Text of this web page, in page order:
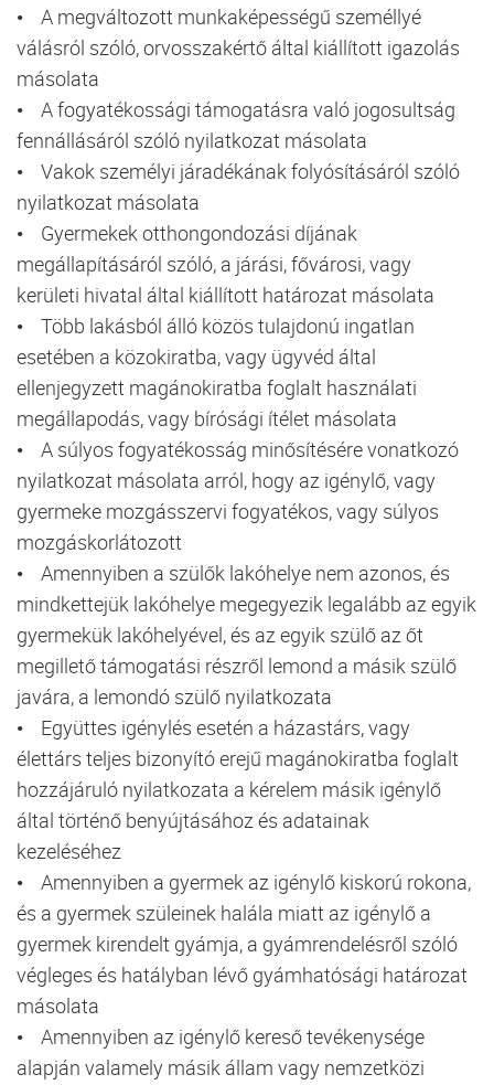
• A megváltozott munkaképességű személlyé
válásról szóló, orvosszakértő által kiállított igazolás
másolata
• A fogyatékossági támogatásra való jogosultság
fennállásáról szóló nyilatkozat másolata
• Vakok személyi járadékának folyósításáról szóló
nyilatkozat másolata
• Gyermekek otthongondozási díjának
megállapításáról szóló, a járási, fővárosi, vagy
kerületi hivatal által kiállított határozat másolata
• Több lakásból álló közös tulajdonú ingatlan
esetében a közokiratba, vagy ügyvéd által
ellenjegyzett magánokiratba foglalt használati
megállapodás, vagy bírósági ítélet másolata
• A súlyos fogyatékosság minősítésére vonatkozó
nyilatkozat másolata arról, hogy az igénylő, vagy
gyermeke mozgásszervi fogyatékos, vagy súlyos
mozgáskorlátozott
• Amennyiben a szülők lakóhelye nem azonos, és
mindkettejük lakóhelye megegyezik legalább az egyik
gyermekük lakóhelyével, és az egyik szülő az őt
megillető támogatási részről lemond a másik szülő
javára, a lemondó szülő nyilatkozata
• Együttes igénylés esetén a házastárs, vagy
élettárs teljes bizonyító erejű magánokiratba foglalt
hozzájáruló nyilatkozata a kérelem másik igénylő
által történő benyújtásához és adatainak
kezeléséhez
• Amennyiben a gyermek az igénylő kiskorú rokona,
és a gyermek szüleinek halála miatt az igénylő a
gyermek kirendelt gyámja, a gyámrendelésről szóló
végleges és hatályban lévő gyámhatósági határozat
másolata
• Amennyiben az igénylő kereső tevékenysége
alapján valamely másik állam vagy nemzetközi